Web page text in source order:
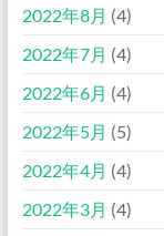
2022年8月 (4)
2022年7月 (4)
2022年6月 (4)
2022年5月 (5)
2022年4月 (4)
2022年3月 (4)